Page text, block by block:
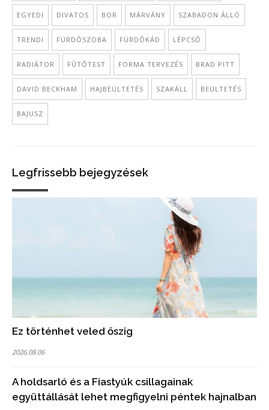
EGYEDI DIVATOS BOR MÁRVÁNY SZABADON ÁLLÓ
TRENDI FÜRDŐSZOBA FÜRDŐKÁD LÉPCSŐ
RADIÁTOR FŰTŐTEST FORMA TERVEZÉS BRAD PITT
DAVID BECKHAM HAJBEÜLTETÉS SZAKÁLL BEÜLTETÉS
BAJUSZ
Legfrissebb bejegyzések
Ez történhet veled őszig
2026.08.06
A holdsarló és a Fiastyúk csillagainak
együttállását lehet megfigyelni péntek hajnalban